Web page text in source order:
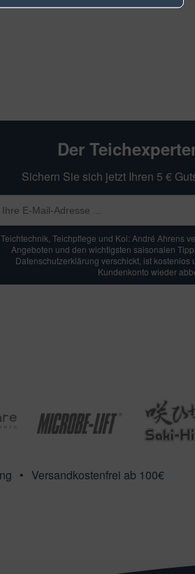
Der
Sichern Sie sich jetzt Ihren 5 €
Teichtechnik, Teichpflege und Koi: André Ahrens
Angeboten und den wichtigsten saisonalen
Datenschutzerklärung verschickt, ist
Kundenkonto wieder
Versandkostenfrei ab 100€